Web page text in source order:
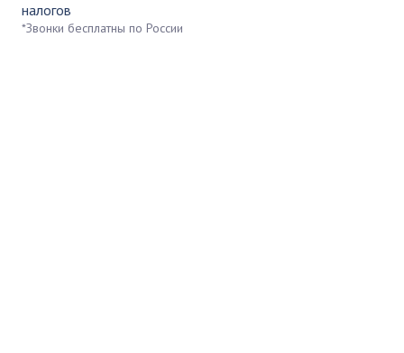
налогов
*Звонки бесплатны по России